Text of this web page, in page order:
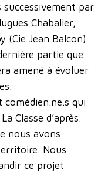
successivement par
Chabalier,
(Cie Jean Balcon)
partie que
amené à évoluer
qui
Classe d’après.
nous avons
Nous
ce projet